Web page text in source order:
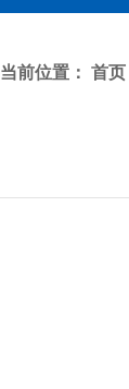
当前位置： 首页